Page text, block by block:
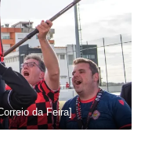
da Feira]